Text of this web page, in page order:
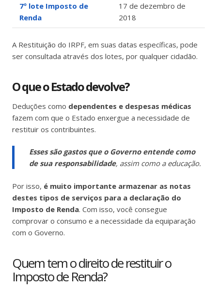
7º lote Imposto de
Renda
17 de dezembro de
2018
A Restituição do IRPF, em suas datas específicas, pode
ser consultada através dos lotes, por qualquer cidadão.
O que o Estado devolve?
Deduções como dependentes e despesas médicas
fazem com que o Estado enxergue a necessidade de
restituir os contribuintes.
Esses são gastos que o Governo entende como
de sua responsabilidade, assim como a educação.
Por isso, é muito importante armazenar as notas
destes tipos de serviços para a declaração do
Imposto de Renda. Com isso, você consegue
comprovar o consumo e a necessidade da equiparação
com o Governo.
Quem tem o direito de restituir o
Imposto de Renda?